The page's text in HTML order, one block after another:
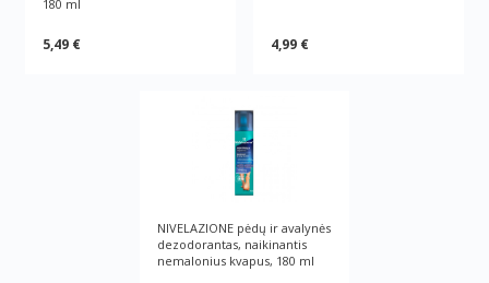
180 ml
5,49 € 4,99 €
NIVELAZIONE pėdų ir avalynės
dezodorantas, naikinantis
nemalonius kvapus, 180 ml